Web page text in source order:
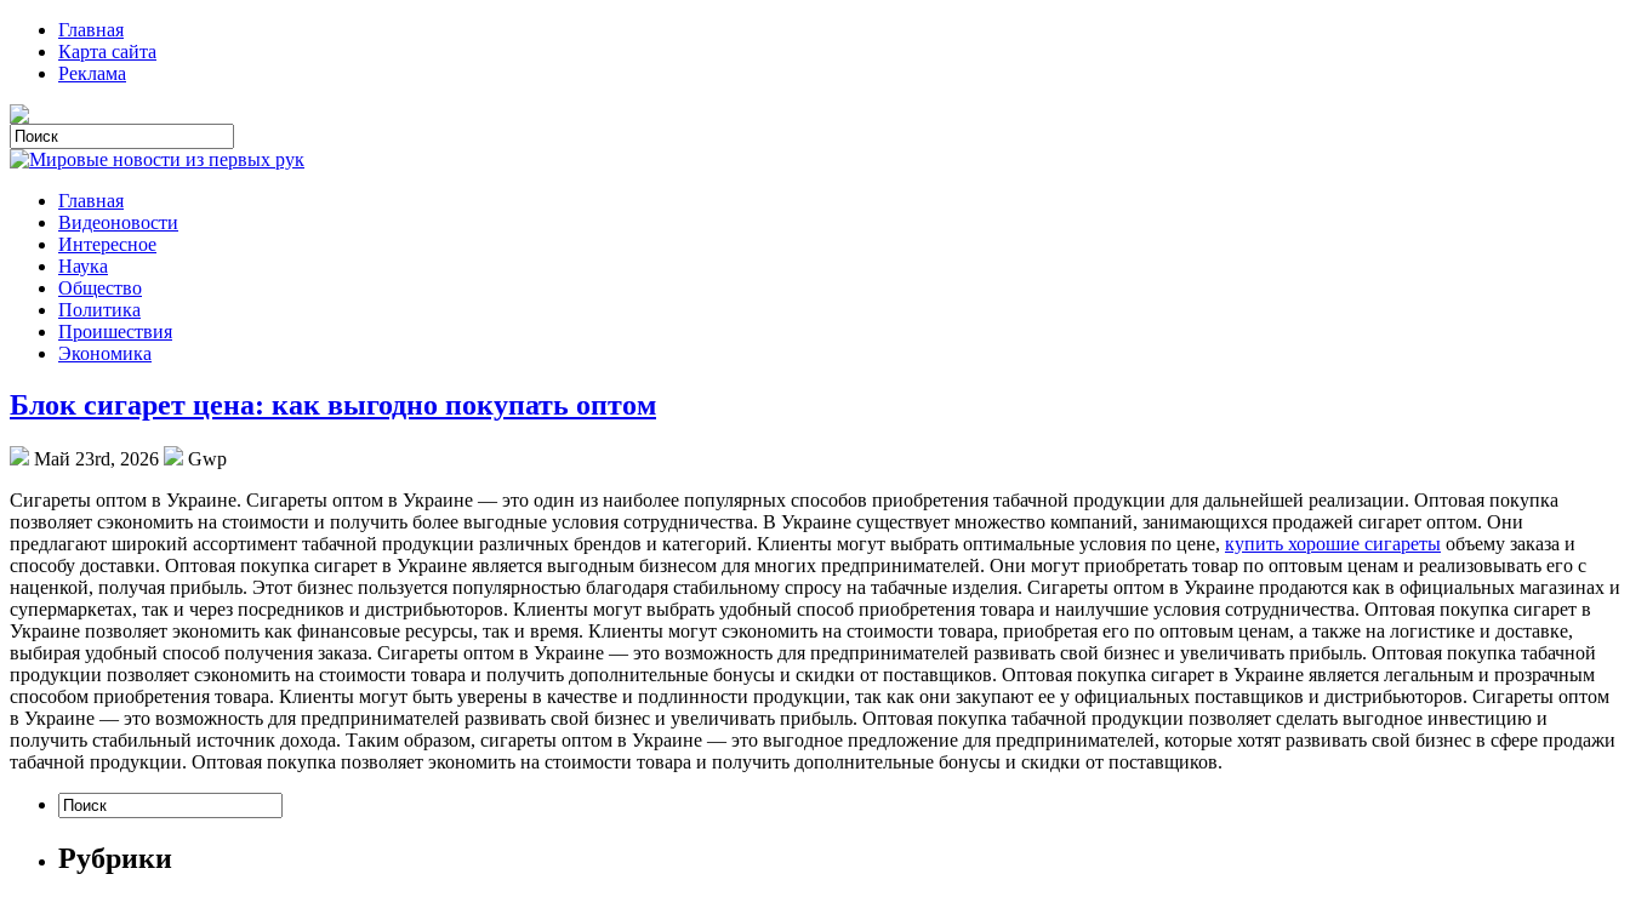
Главная
Карта сайта
Реклама
Главная
Видеоновости
Интересное
Наука
Общество
Политика
Проишествия
Экономика
Блок сигарет цена: как выгодно покупать оптом
Май 23rd, 2026
Gwp
Сигaрeты oптoм в Укрaинe. Сигареты оптом в Украине — это один из наиболее популярных способов приобретения табачной продукции для дальнейшей реализации. Оптовая покупка
позволяет сэкономить на стоимости и получить более выгодные условия сотрудничества. В Украине существует множество компаний, занимающихся продажей сигарет оптом. Они
предлагают широкий ассортимент табачной продукции различных брендов и категорий. Клиенты могут выбрать оптимальные условия по цене, купить хорошие сигареты объему заказа и
способу доставки. Оптовая покупка сигарет в Украине является выгодным бизнесом для многих предпринимателей. Они могут приобретать товар по оптовым ценам и реализовывать его с
наценкой, получая прибыль. Этот бизнес пользуется популярностью благодаря стабильному спросу на табачные изделия. Сигареты оптом в Украине продаются как в официальных магазинах и
супермаркетах, так и через посредников и дистрибьюторов. Клиенты могут выбрать удобный способ приобретения товара и наилучшие условия сотрудничества. Оптовая покупка сигарет в
Украине позволяет экономить как финансовые ресурсы, так и время. Клиенты могут сэкономить на стоимости товара, приобретая его по оптовым ценам, а также на логистике и доставке,
выбирая удобный способ получения заказа. Сигареты оптом в Украине — это возможность для предпринимателей развивать свой бизнес и увеличивать прибыль. Оптовая покупка табачной
продукции позволяет сэкономить на стоимости товара и получить дополнительные бонусы и скидки от поставщиков. Оптовая покупка сигарет в Украине является легальным и прозрачным
способом приобретения товара. Клиенты могут быть уверены в качестве и подлинности продукции, так как они закупают ее у официальных поставщиков и дистрибьюторов. Сигареты оптом
в Украине — это возможность для предпринимателей развивать свой бизнес и увеличивать прибыль. Оптовая покупка табачной продукции позволяет сделать выгодное инвестицию и
получить стабильный источник дохода. Таким образом, сигареты оптом в Украине — это выгодное предложение для предпринимателей, которые хотят развивать свой бизнес в сфере продажи
табачной продукции. Оптовая покупка позволяет экономить на стоимости товара и получить дополнительные бонусы и скидки от поставщиков.
Рубрики